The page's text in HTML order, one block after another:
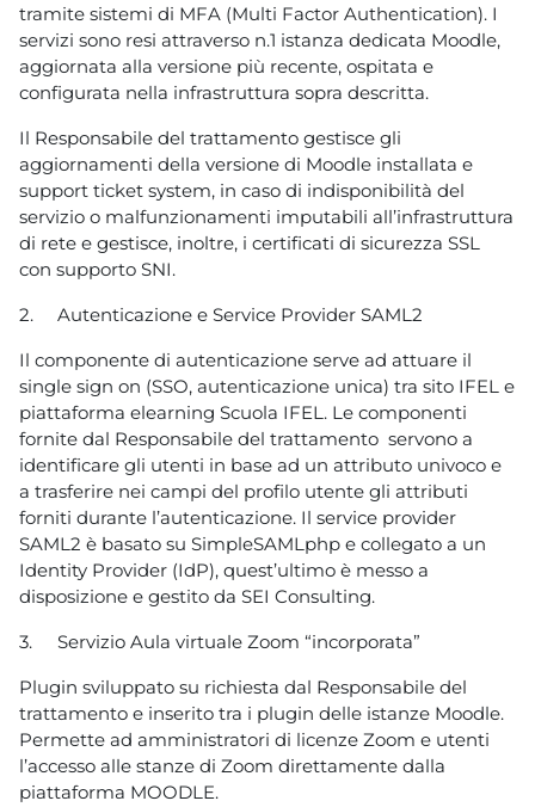
tramite sistemi di MFA (Multi Factor Authentication). I
servizi sono resi attraverso n.1 istanza dedicata Moodle,
aggiornata alla versione più recente, ospitata e
configurata nella infrastruttura sopra descritta.
Il Responsabile del trattamento gestisce gli
aggiornamenti della versione di Moodle installata e
support ticket system, in caso di indisponibilità del
servizio o malfunzionamenti imputabili all’infrastruttura
di rete e gestisce, inoltre, i certificati di sicurezza SSL
con supporto SNI.
2.
Autenticazione e Service Provider SAML2
Il componente di autenticazione serve ad attuare il
single sign on (SSO, autenticazione unica) tra sito IFEL e
piattaforma elearning Scuola IFEL. Le componenti
fornite dal Responsabile del trattamento servono a
identificare gli utenti in base ad un attributo univoco e
a trasferire nei campi del profilo utente gli attributi
forniti durante l’autenticazione. Il service provider
SAML2 è basato su SimpleSAMLphp e collegato a un
Identity Provider (IdP), quest’ultimo è messo a
disposizione e gestito da SEI Consulting.
3.
Servizio Aula virtuale Zoom “incorporata”
Plugin sviluppato su richiesta dal Responsabile del
trattamento e inserito tra i plugin delle istanze Moodle.
Permette ad amministratori di licenze Zoom e utenti
l’accesso alle stanze di Zoom direttamente dalla
piattaforma MOODLE.